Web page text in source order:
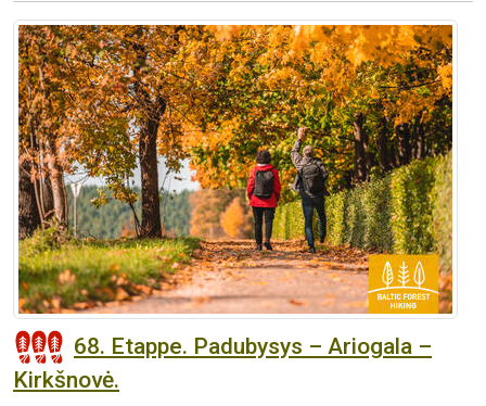
68. Etappe. Padubysys – Ariogala –
Kirkšnovė.